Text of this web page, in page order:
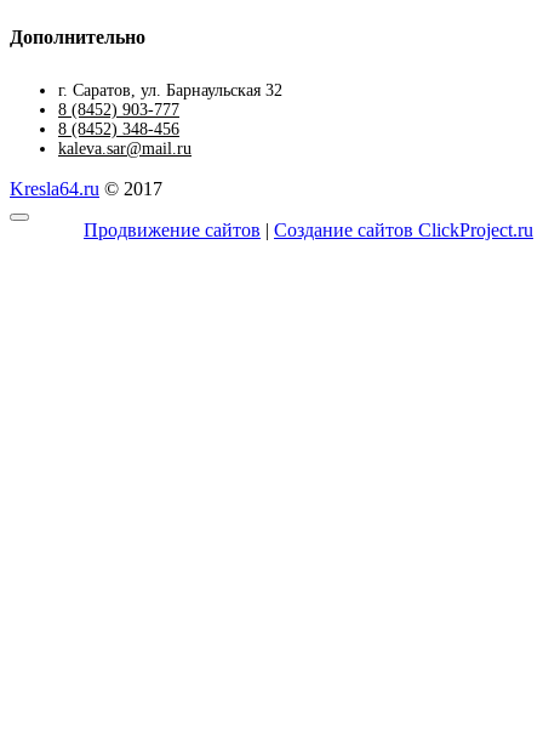
Дополнительно
г. Саратов, ул. Барнаульская 32
8 (8452) 903-777
8 (8452) 348-456
kaleva.sar@mail.ru
Kresla64.ru © 2017
Продвижение сайтов | Создание сайтов ClickProject.ru